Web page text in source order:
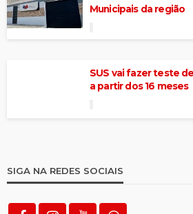
Municipais da região
SUS vai fazer teste
a partir dos 16 meses
SIGA NA REDES SOCIAIS